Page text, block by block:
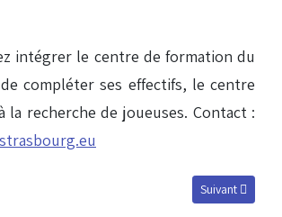
intégrer le centre de formation du
de compléter ses effectifs, le centre
la recherche de joueuses. Contact :
Leader au féminin Article suivant
Suivant